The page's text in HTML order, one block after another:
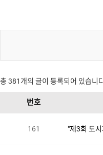
총 381 개의 글이 등록되어 있습니
번호
161 "제3회 도